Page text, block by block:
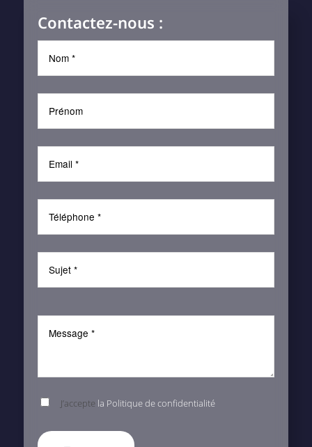
Contactez-nous :
J’accepte la Politique de confidentialité